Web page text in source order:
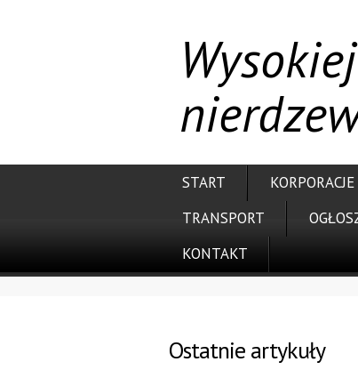
START KORPORACJE
TRANSPORT
KONTAKT
Ostatnie artykuły